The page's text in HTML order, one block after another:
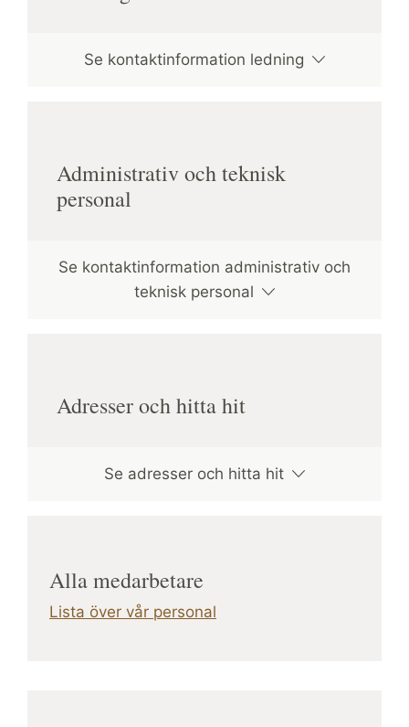
Se kontaktinformation ledning
Administrativ och teknisk
personal
Se kontaktinformation administrativ och
teknisk personal
Adresser och hitta hit
Se adresser och hitta hit
Alla medarbetare
Lista över vår personal